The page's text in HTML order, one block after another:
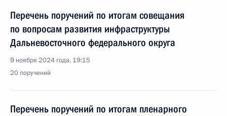
Перечень поручений по итогам совещания
по вопросам развития инфраструктуры
Дальневосточного федерального округа
9 ноября 2024 года, 19:15
20 поручений
Перечень поручений по итогам пленарного